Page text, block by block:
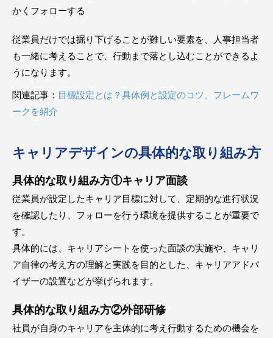
かくフォローする
従業員だけでは掘り下げることが難しい要素を、人事担当者
も一緒に考えることで、行動まで落とし込むことができるよ
うになります。
関連記事： 目標設定とは？具体例と設定のコツ、フレームワ
ークを紹介
キャリアデザインの具体的な取り組み方
具体的な取り組み方①キャリア面談
従業員が設定したキャリア目標に対して、定期的な進行状況
を確認したり、フォローを行う環境を提供することが重要で
す。
具体的には、キャリアシートを使った面談の実施や、キャリ
ア自律の考え方の理解と実践を目的とした、キャリアアドバ
イザーの設置などが挙げられます。
具体的な取り組み方②外部研修
社員が自身のキャリアを主体的に考え行動するための機会を